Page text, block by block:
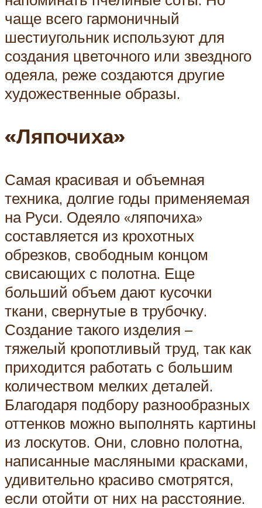
чаще всего гармоничный
шестиугольник используют для
создания цветочного или звездного
одеяла, реже создаются другие
художественные образы.
«Ляпочиха»
Самая красивая и объемная
техника, долгие годы применяемая
на Руси. Одеяло «ляпочиха»
составляется из крохотных
обрезков, свободным концом
свисающих с полотна. Еще
больший объем дают кусочки
ткани, свернутые в трубочку.
Создание такого изделия –
тяжелый кропотливый труд, так как
приходится работать с большим
количеством мелких деталей.
Благодаря подбору разнообразных
оттенков можно выполнять картины
из лоскутов. Они, словно полотна,
написанные масляными красками,
удивительно красиво смотрятся,
если отойти от них на расстояние.